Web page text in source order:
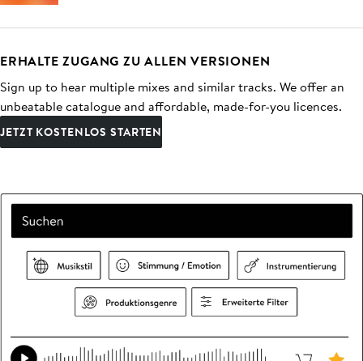
ERHALTE ZUGANG ZU ALLEN VERSIONEN
Sign up to hear multiple mixes and similar tracks. We offer an
unbeatable catalogue and affordable, made-for-you licences.
JETZT KOSTENLOS STARTEN